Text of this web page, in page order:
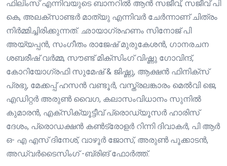
ഫിലിംസ് എന്നിവയുടെ ബാനറിൽ ആൻ സജീവ്, സജീവ് പി
കെ, അലക്സാണ്ടർ മാത്യു എന്നിവർ ചേർന്നാണ് ചിത്രം
നിർമ്മിച്ചിരിക്കുന്നത്. ഛായാഗ്രഹണം സിനോജ് പി
അയ്യപ്പൻ, സംഗീതം രാജേഷ് മുരുകേശൻ, ഗാനരചന
ശബരീഷ് വർമ്മ, സൗണ്ട് മിക്സിംഗ് വിഷ്ണു ഗോവിന്ദ്,
കോറിയോഗ്രഫി സുമേഷ് & ജിഷ്ണു, ആക്ഷൻ ഫിനിക്സ്
പ്രഭു, മേക്കപ്പ് ഹസൻ വണ്ടൂർ, വസ്ത്രലങ്കാരം മെൽവി ജെ,
എഡിറ്റർ അരുൺ വൈഗ, കലാസംവിധാനം സുനിൽ
കുമാരൻ, എക്സിക്യൂട്ടീവ് പ്രൊഡ്യൂസർ ഹാരിസ്
ദേശം, പ്രൊഡക്ഷൻ കൺട്രോളർ റിന്നി ദിവാകർ, പി ആർ
ഒ- എ എസ് ദിനേശ്, വാഴൂർ ജോസ്, അരുൺ പൂക്കാടൻ,
അഡ്വർടൈസിംഗ് -ബ്രിങ് ഫോർത്ത്.